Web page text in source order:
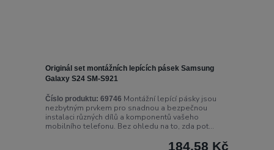
Originál set montážních lepících pásek Samsung
Galaxy S24 SM-S921
Číslo produktu: 69746 Montážní lepící pásky jsou
nezbytným prvkem pro snadnou a bezpečnou
instalaci různých dílů a komponentů vašeho
mobilního telefonu. Bez ohledu na to, zda pot...
184,58 Kč